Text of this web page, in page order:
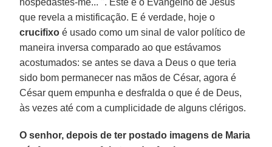
que revela a mistificação. E é verdade, hoje o
crucifixo é usado como um sinal de valor político de
maneira inversa comparado ao que estávamos
acostumados: se antes se dava a Deus o que teria
sido bom permanecer nas mãos de César, agora é
César quem empunha e desfralda o que é de Deus,
às vezes até com a cumplicidade de alguns clérigos.
O senhor, depois de ter postado imagens de Maria